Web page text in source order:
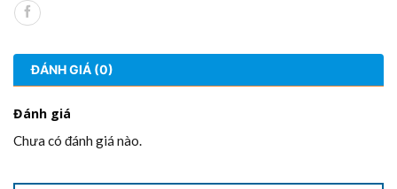
ĐÁNH GIÁ (0)
Đánh giá
Chưa có đánh giá nào.